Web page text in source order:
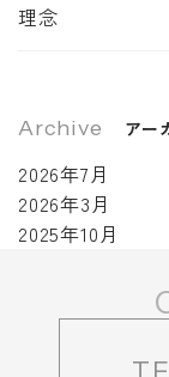
理念
Archive アー
2026年7月
2026年3月
2025年10月